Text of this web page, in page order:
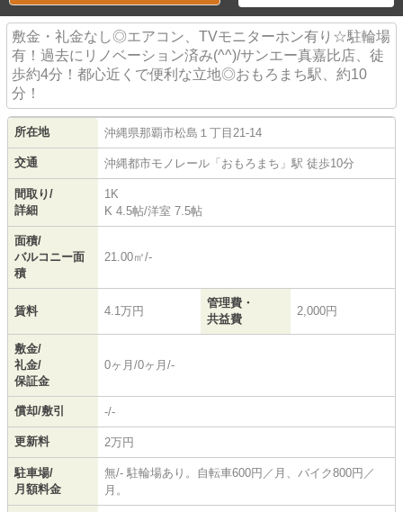
敷金・礼金なし◎エアコン、TVモニターホン有り☆駐輪場
有！過去にリノベーション済み(^^)/サンエー真嘉比店、徒
歩約4分！都心近くで便利な立地◎おもろまち駅、約10
分！
所在地 沖縄県那覇市松島 １丁目21-14
交通 沖縄都市モノレール 「 おもろまち 」駅 徒歩10分
間取り/
詳細
1K
K 4.5帖/洋室 7.5帖
面積/
バルコニー面
積
21.00㎡/-
賃料 4.1万円
管理費・
共益費
2,000円
敷金/
礼金/
保証金
0ヶ月/0ヶ月/-
償却/敷引 -/-
更新料 2万円
駐車場/
月額料金
無/- 駐輪場あり。自転車600円／月、バイク800円／
月。